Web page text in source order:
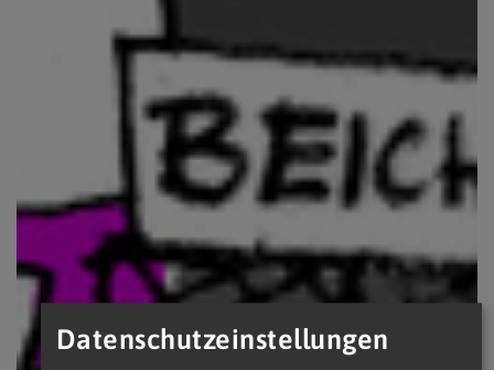
Datenschutzeinstellungen